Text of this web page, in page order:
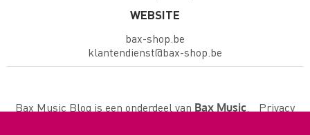
WEBSITE
bax-shop.be
klantendienst@bax-shop.be
Bax Music Blog is een onderdeel van Bax Music. Privacy